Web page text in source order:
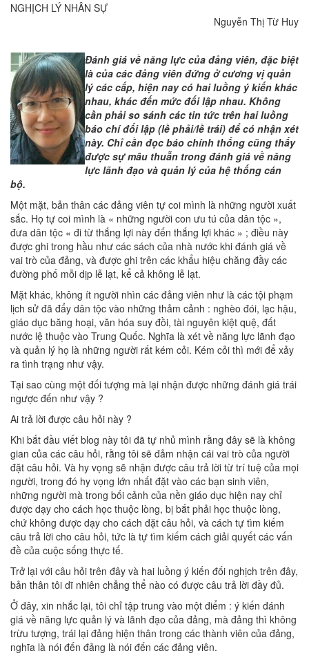
NGHỊCH LÝ NHÂN SỰ
Nguyễn Thị Từ Huy
Đánh giá về năng lực của đảng viên, đặc biệt
là của các đảng viên đứng ở cương vị quản
lý các cấp, hiện nay có hai luồng ý kiến khác
nhau, khác đến mức đối lập nhau. Không
cần phải so sánh các tin tức trên hai luồng
báo chí đối lập (lề phải/lề trái) để có nhận xét
này. Chỉ cần đọc báo chính thống cũng thấy
được sự mâu thuẫn trong đánh giá về năng
lực lãnh đạo và quản lý của hệ thống cán
bộ.
Một mặt, bản thân các đảng viên tự coi mình là những người xuất
sắc. Họ tự coi mình là « những người con ưu tú của dân tộc »,
đưa dân tộc « đi từ thắng lợi này đến thắng lợi khác » ; điều này
được ghi trong hầu như các sách của nhà nước khi đánh giá về
vai trò của đảng, và được ghi trên các khẩu hiệu chăng đầy các
đường phố mỗi dịp lễ lạt, kể cả không lễ lạt.
Mặt khác, không ít người nhìn các đảng viên như là các tội phạm
lịch sử đã đẩy dân tộc vào những thảm cảnh : nghèo đói, lạc hậu,
giáo dục băng hoại, văn hóa suy đồi, tài nguyên kiệt quệ, đất
nước lệ thuộc vào Trung Quốc. Nghĩa là xét về năng lực lãnh đạo
và quản lý họ là những người rất kém cỏi. Kém cỏi thì mới để xảy
ra tình trạng như vậy.
Tại sao cùng một đối tượng mà lại nhận được những đánh giá trái
ngược đến như vậy ?
Ai trả lời được câu hỏi này ?
Khi bắt đầu viết blog này tôi đã tự nhủ mình rằng đây sẽ là không
gian của các câu hỏi, rằng tôi sẽ đảm nhận cái vai trò của người
đặt câu hỏi. Và hy vọng sẽ nhận được câu trả lời từ trí tuệ của mọi
người, trong đó hy vọng lớn nhất đặt vào các bạn sinh viên,
những người mà trong bối cảnh của nền giáo dục hiện nay chỉ
được dạy cho cách học thuộc lòng, bị bắt phải học thuộc lòng,
chứ không được dạy cho cách đặt câu hỏi, và cách tự tìm kiếm
câu trả lời cho câu hỏi, tức là tự tìm kiếm cách giải quyết các vấn
đề của cuộc sống thực tế.
Trở lại với câu hỏi trên đây và hai luồng ý kiến đối nghịch trên đây,
bản thân tôi dĩ nhiên chẳng thể nào có được câu trả lời đầy đủ.
Ở đây, xin nhắc lại, tôi chỉ tập trung vào một điểm : ý kiến đánh
giá về năng lực quản lý và lãnh đạo của đảng, mà đảng thì không
trừu tượng, trái lại đảng hiện thân trong các thành viên của đảng,
nghĩa là nói đến đảng là nói đến các đảng viên.